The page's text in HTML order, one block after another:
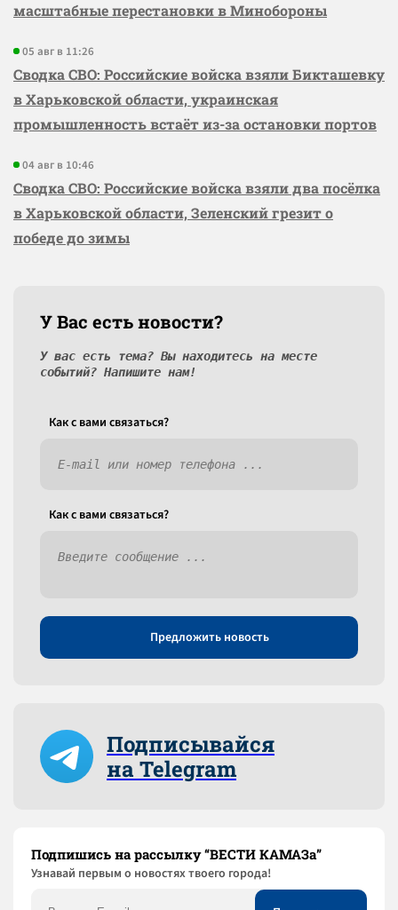
масштабные перестановки в Минобороны
05 авг в 11:26
Сводка СВО: Российские войска взяли Бикташевку
в Харьковской области, украинская
промышленность встаёт из-за остановки портов
04 авг в 10:46
Сводка СВО: Российские войска взяли два посёлка
в Харьковской области, Зеленский грезит о
победе до зимы
У Вас есть новости?
У вас есть тема? Вы находитесь на месте
событий? Напишите нам!
Как c вами связаться?
Как c вами связаться?
Предложить новость
Подписывайся
на Telegram
Подпишись на рассылку “ВЕСТИ КАМАЗа”
Узнaвай первым о новостях твоего города!